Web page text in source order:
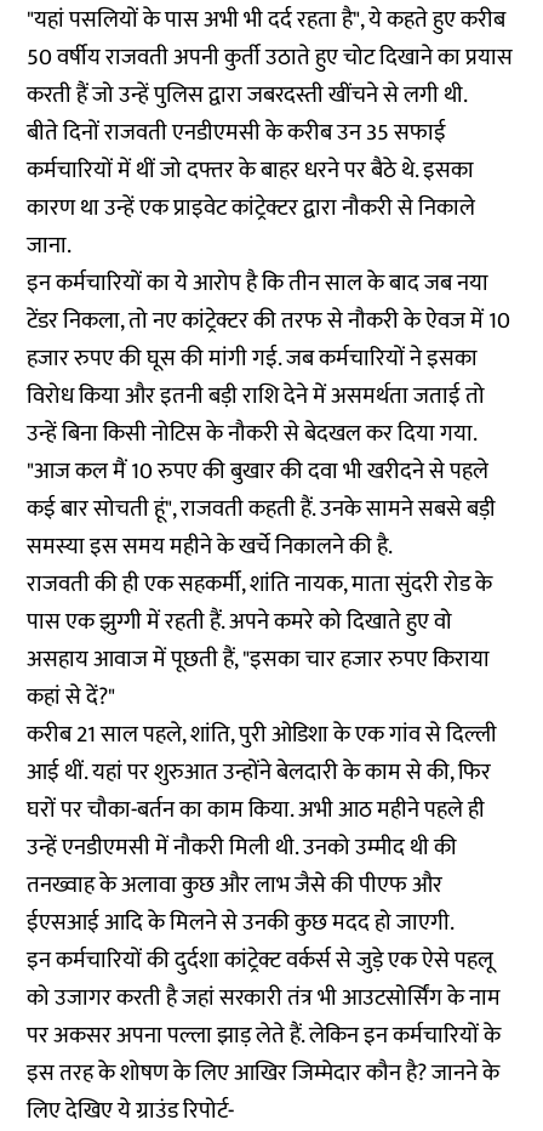
"यहां पसलियों के पास अभी भी दर्द रहता है", ये कहते हुए करीब
50 वर्षीय राजवती अपनी कुर्ती उठाते हुए चोट दिखाने का प्रयास
करती हैं जो उन्हें पुलिस द्वारा जबरदस्ती खींचने से लगी थी.
बीते दिनों राजवती एनडीएमसी के करीब उन 35 सफाई
कर्मचारियों में थीं जो दफ्तर के बाहर धरने पर बैठे थे. इसका
कारण था उन्हें एक प्राइवेट कांट्रेक्टर द्वारा नौकरी से निकाले
जाना.
इन कर्मचारियों का ये आरोप है कि तीन साल के बाद जब नया
टेंडर निकला, तो नए कांट्रेक्टर की तरफ से नौकरी के ऐवज में 10
हजार रुपए की घूस की मांगी गई. जब कर्मचारियों ने इसका
विरोध किया और इतनी बड़ी राशि देने में असमर्थता जताई तो
उन्हें बिना किसी नोटिस के नौकरी से बेदखल कर दिया गया.
"आज कल मैं 10 रुपए की बुखार की दवा भी खरीदने से पहले
कई बार सोचती हूं", राजवती कहती हैं. उनके सामने सबसे बड़ी
समस्या इस समय महीने के खर्चे निकालने की है.
राजवती की ही एक सहकर्मी, शांति नायक, माता सुंदरी रोड के
पास एक झुग्गी में रहती हैं. अपने कमरे को दिखाते हुए वो
असहाय आवाज में पूछती हैं, "इसका चार हजार रुपए किराया
कहां से दें?"
करीब 21 साल पहले, शांति, पुरी ओडिशा के एक गांव से दिल्ली
आई थीं. यहां पर शुरुआत उन्होंने बेलदारी के काम से की, फिर
घरों पर चौका-बर्तन का काम किया. अभी आठ महीने पहले ही
उन्हें एनडीएमसी में नौकरी मिली थी. उनको उम्मीद थी की
तनख्वाह के अलावा कुछ और लाभ जैसे की पीएफ और
ईएसआई आदि के मिलने से उनकी कुछ मदद हो जाएगी.
इन कर्मचारियों की दुर्दशा कांट्रेक्ट वर्कर्स से जुड़े एक ऐसे पहलू
को उजागर करती है जहां सरकारी तंत्र भी आउटसोर्सिंग के नाम
पर अकसर अपना पल्ला झाड़ लेते हैं. लेकिन इन कर्मचारियों के
इस तरह के शोषण के लिए आखिर जिम्मेदार कौन है? जानने के
लिए देखिए ये ग्राउंड रिपोर्ट-